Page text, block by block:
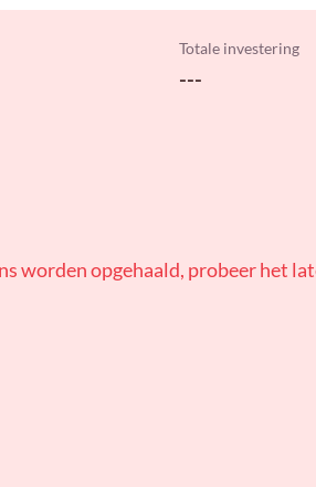
Totale investering
---
worden opgehaald, probeer het